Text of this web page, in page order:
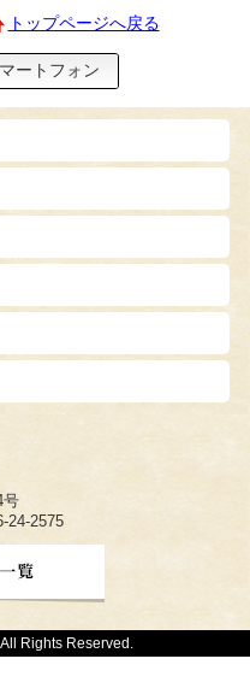
トップページへ戻る
ートフォン
号
24-2575
Rights Reserved.